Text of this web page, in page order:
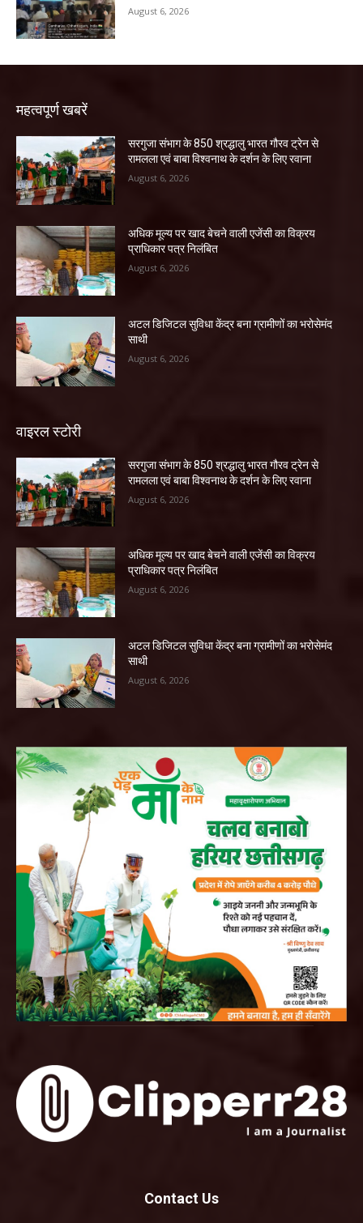
August 6, 2026
महत्वपूर्ण खबरें
सरगुजा संभाग के 850 श्रद्धालु भारत गौरव ट्रेन से
रामलला एवं बाबा विश्वनाथ के दर्शन के लिए रवाना
August 6, 2026
अधिक मूल्य पर खाद बेचने वाली एजेंसी का विक्रय
प्राधिकार पत्र निलंबित
August 6, 2026
अटल डिजिटल सुविधा केंद्र बना ग्रामीणों का भरोसेमंद
साथी
August 6, 2026
वाइरल स्टोरी
सरगुजा संभाग के 850 श्रद्धालु भारत गौरव ट्रेन से
रामलला एवं बाबा विश्वनाथ के दर्शन के लिए रवाना
August 6, 2026
अधिक मूल्य पर खाद बेचने वाली एजेंसी का विक्रय
प्राधिकार पत्र निलंबित
August 6, 2026
अटल डिजिटल सुविधा केंद्र बना ग्रामीणों का भरोसेमंद
साथी
August 6, 2026
Contact Us